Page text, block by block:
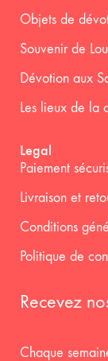
Objets de
Souvenir de
Dévotion aux
Les lieux de la
Legal
Paiement
Livraison et
Conditions
Politique de
Recevez
Chaque